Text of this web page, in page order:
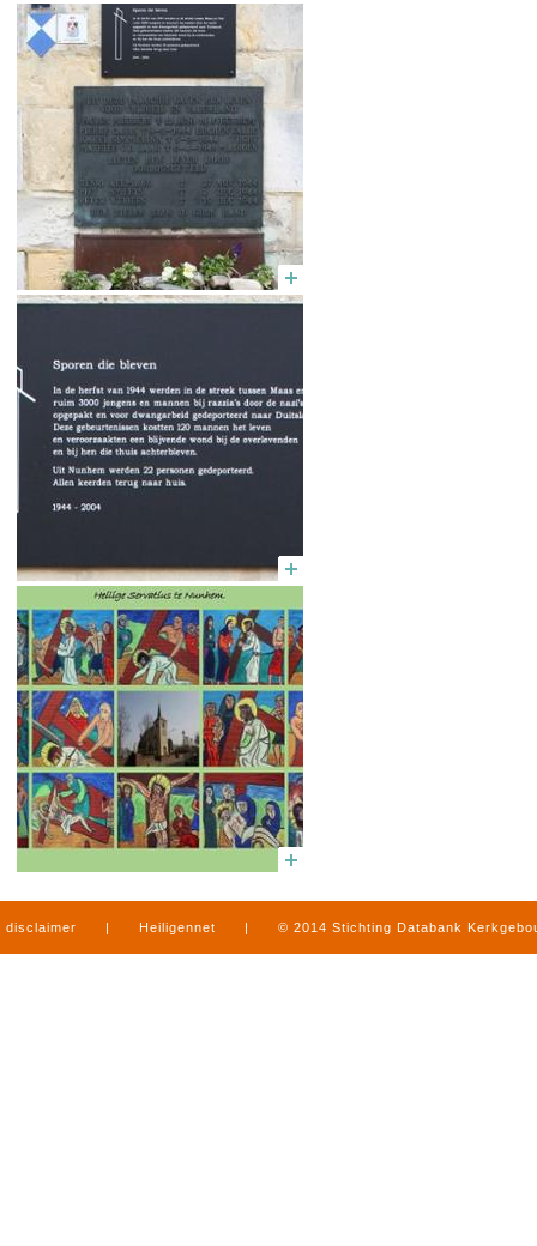
disclaimer | Heiligennet | © 2014 Stichting Databank